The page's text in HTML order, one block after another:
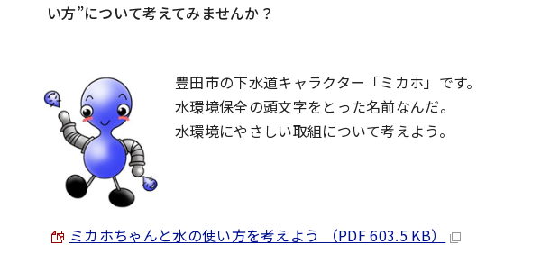
い方”について考えてみませんか？
豊田市の下水道キャラクター「ミカホ」です。
水環境保全の頭文字をとった名前なんだ。
水環境にやさしい取組について考えよう。
ミカホちゃんと水の使い方を考えよう （PDF 603.5 KB）